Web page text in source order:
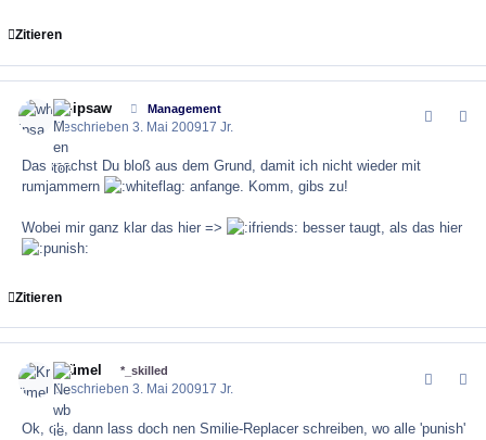
Zitieren
whipsaw Management
Geschrieben3. Mai 200917 Jr.
Das machst Du bloß aus dem Grund, damit ich nicht wieder mit
rumjammern
anfange. Komm, gibs zu!
Wobei mir ganz klar das hier => besser taugt, als das hier
Zitieren
Krümel *_skilled
Geschrieben3. Mai 200917 Jr.
Ok, ok, dann lass doch nen Smilie-Replacer schreiben, wo alle 'punish'